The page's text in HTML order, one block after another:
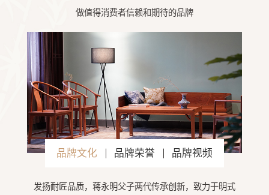
做值得消费者信赖和期待的品牌
品牌文化 品牌荣誉 品牌视频
发扬耐匠品质，蒋永明父子两代传承创新，致力于明式